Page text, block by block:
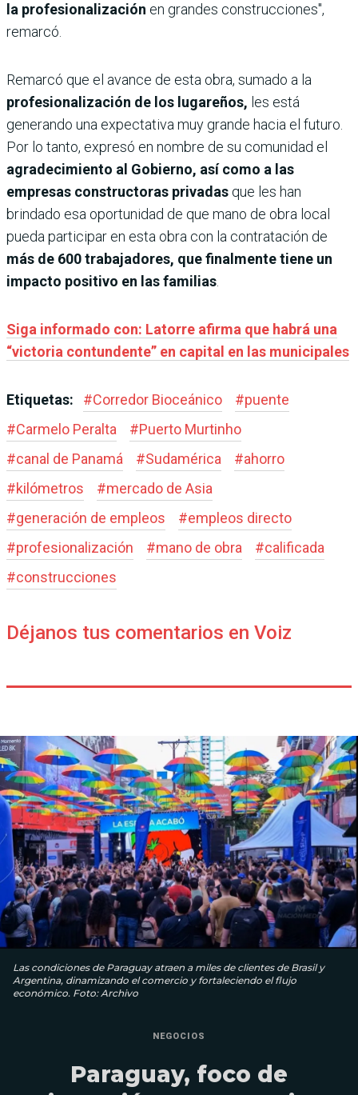
la profesionalización en grandes construcciones",
remarcó.
Remarcó que el avance de esta obra, sumado a la
profesionalización de los lugareños, les está
generando una expectativa muy grande hacia el futuro.
Por lo tanto, expresó en nombre de su comunidad el
agradecimiento al Gobierno, así como a las
empresas constructoras privadas que les han
brindado esa oportunidad de que mano de obra local
pueda participar en esta obra con la contratación de
más de 600 trabajadores, que finalmente tiene un
impacto positivo en las familias.
Siga informado con: Latorre afirma que habrá una
“victoria contundente” en capital en las municipales
Etiquetas: #Corredor Bioceánico #puente
#Carmelo Peralta #Puerto Murtinho
#canal de Panamá #Sudamérica #ahorro
#kilómetros #mercado de Asia
#generación de empleos #empleos directo
#profesionalización #mano de obra #calificada
#construcciones
Déjanos tus comentarios en Voiz
Las condiciones de Paraguay atraen a miles de clientes de Brasil y
Argentina, dinamizando el comercio y fortaleciendo el flujo
económico. Foto: Archivo
NEGOCIOS
Paraguay, foco de